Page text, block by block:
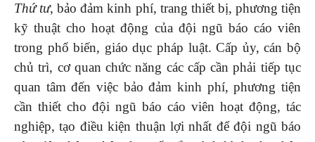
Thứ tư, bảo đảm kinh phí, trang thiết bị, phương tiện
kỹ thuật cho hoạt động của đội ngũ báo cáo viên
trong phổ biến, giáo dục pháp luật. Cấp ủy, cán bộ
chủ trì, cơ quan chức năng các cấp cần phải tiếp tục
quan tâm đến việc bảo đảm kinh phí, phương tiện
cần thiết cho đội ngũ báo cáo viên hoạt động, tác
nghiệp, tạo điều kiện thuận lợi nhất để đội ngũ báo